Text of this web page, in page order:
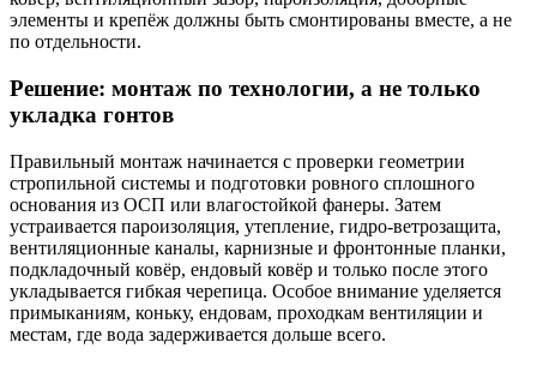
элементы и крепёж должны быть смонтированы вместе, а не
по отдельности.
Решение: монтаж по технологии, а не только
укладка гонтов
Правильный монтаж начинается с проверки геометрии
стропильной системы и подготовки ровного сплошного
основания из ОСП или влагостойкой фанеры. Затем
устраивается пароизоляция, утепление, гидро-ветрозащита,
вентиляционные каналы, карнизные и фронтонные планки,
подкладочный ковёр, ендовый ковёр и только после этого
укладывается гибкая черепица. Особое внимание уделяется
примыканиям, коньку, ендовам, проходкам вентиляции и
местам, где вода задерживается дольше всего.